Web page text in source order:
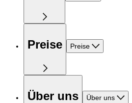
Preise Preise
Über uns Über uns